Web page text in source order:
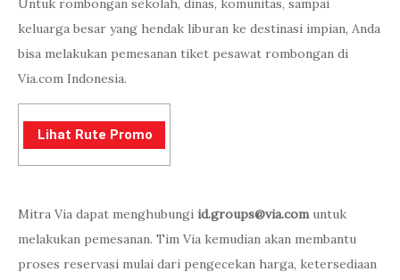
Untuk rombongan sekolah, dinas, komunitas, sampai
keluarga besar yang hendak liburan ke destinasi impian, Anda
bisa melakukan pemesanan tiket pesawat rombongan di
Via.com Indonesia.
Lihat Rute Promo
Mitra Via dapat menghubungi id.groups@via.comuntuk
melakukan pemesanan. Tim Via kemudian akan membantu
proses reservasi mulai dari pengecekan harga, ketersediaan